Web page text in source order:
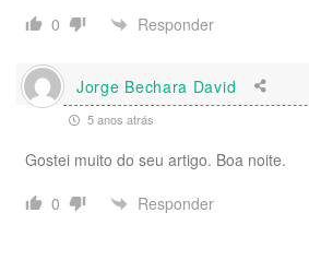
0
Responder
Jorge Bechara David
5 anos atrás
Gostei muito do seu artigo. Boa noite.
0
Responder